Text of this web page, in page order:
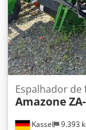
Kassel 9.393
Espalhador
Amazone